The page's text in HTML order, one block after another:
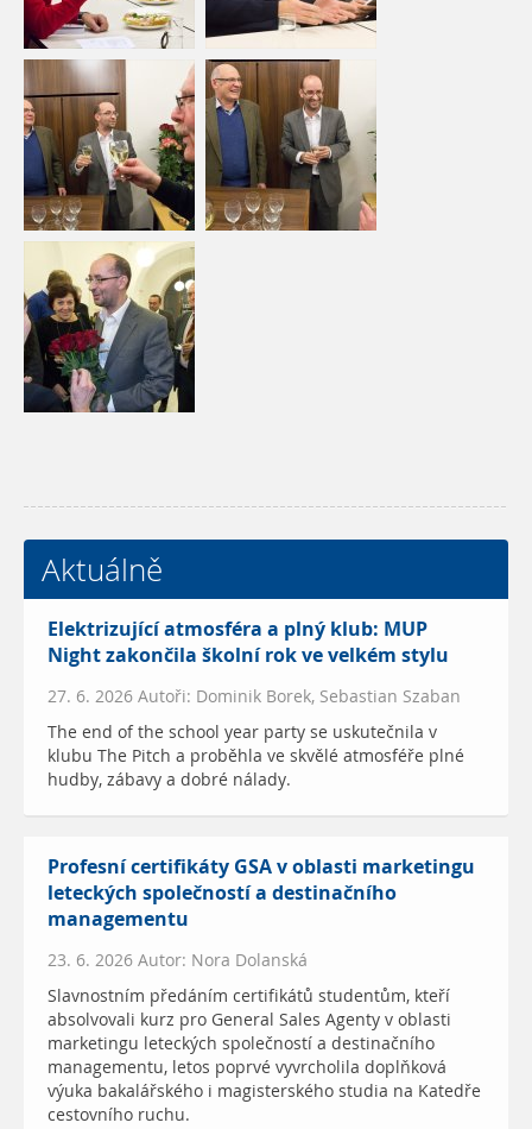
Aktuálně
Elektrizující atmosféra a plný klub: MUP
Night zakončila školní rok ve velkém stylu
27. 6. 2026 Autoři: Dominik Borek, Sebastian Szaban
The end of the school year party se uskutečnila v
klubu The Pitch a proběhla ve skvělé atmosféře plné
hudby, zábavy a dobré nálady.
Profesní certifikáty GSA v oblasti marketingu
leteckých společností a destinačního
managementu
23. 6. 2026 Autor: Nora Dolanská
Slavnostním předáním certifikátů studentům, kteří
absolvovali kurz pro General Sales Agenty v oblasti
marketingu leteckých společností a destinačního
managementu, letos poprvé vyvrcholila doplňková
výuka bakalářského i magisterského studia na Katedře
cestovního ruchu.